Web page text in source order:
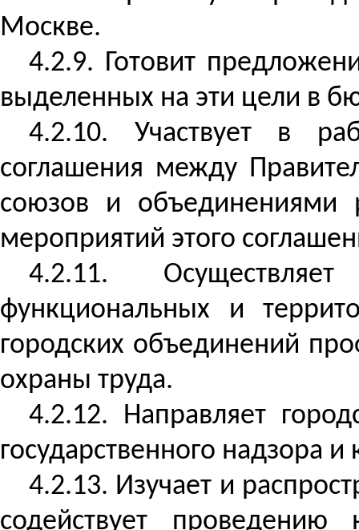
Москве.
4.2.9. Готовит
выделенных на эти цели в
4.2.10. Участвует в
соглашения между
союзов и объединениями
мероприятий этого
4.2.11.
функциональных и
городских объединений
охраны труда.
4.2.12. Направляет
государственного надзора и
4.2.13. Изучает и
содействует